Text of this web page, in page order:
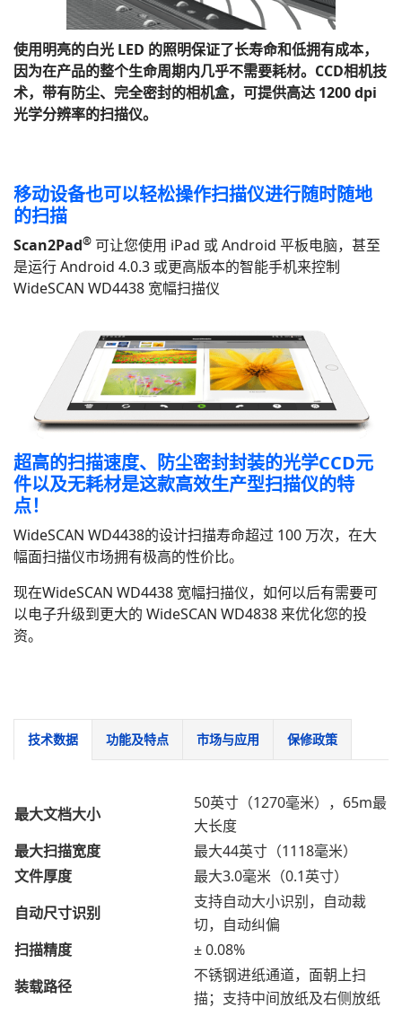
使用明亮的白光 LED 的照明保证了长寿命和低拥有成本，
因为在产品的整个生命周期内几乎不需要耗材。CCD相机技
术，带有防尘、完全密封的相机盒，可提供高达 1200 dpi
光学分辨率的扫描仪。
移动设备也可以轻松操作扫描仪进行随时随地
的扫描
Scan2Pad® 可让您使用 iPad 或 Android 平板电脑，甚至
是运行 Android 4.0.3 或更高版本的智能手机来控制
WideSCAN WD4438 宽幅扫描仪
超高的扫描速度、防尘密封封装的光学CCD元
件以及无耗材是这款高效生产型扫描仪的特
点！
WideSCAN WD4438的设计扫描寿命超过 100 万次，在大
幅面扫描仪市场拥有极高的性价比。
现在WideSCAN WD4438 宽幅扫描仪，如何以后有需要可
以电子升级到更大的 WideSCAN WD4838 来优化您的投
资。
技术数据 功能及特点 市场与应用 保修政策
最大文档大小
50英寸（1270毫米），65m最
大长度
最大扫描宽度
最大44英寸（1118毫米）
文件厚度
最大3.0毫米（0.1英寸）
自动尺寸识别
支持自动大小识别，自动裁
切，自动纠偏
扫描精度
± 0.08%
装载路径
不锈钢进纸通道，面朝上扫
描；支持中间放纸及右侧放纸